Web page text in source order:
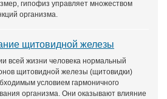
гипофиз управляет множеством
организма.
щитовидной железы
всей жизни человека нормальный
щитовидной железы (щитовидки)
условием гармоничного
организма. Они оказывают влияние